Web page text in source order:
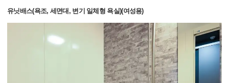
유닛배스(욕조, 세면대, 변기 일체형 욕실)(여성용)